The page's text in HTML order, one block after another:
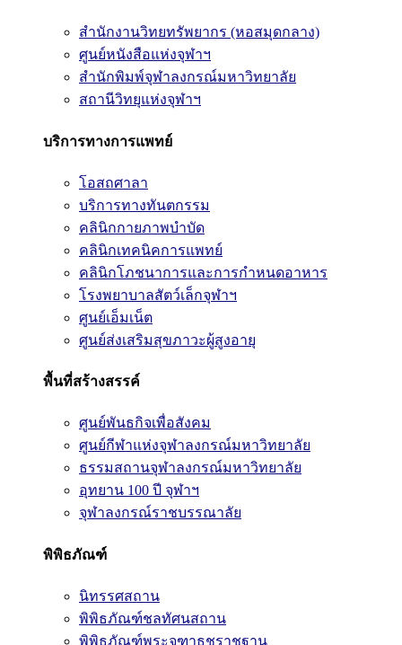
สำนักงานวิทยทรัพยากร (หอสมุดกลาง)
ศูนย์หนังสือแห่งจุฬาฯ
สำนักพิมพ์จุฬาลงกรณ์มหาวิทยาลัย
สถานีวิทยุแห่งจุฬาฯ
บริการทางการแพทย์
โอสถศาลา
บริการทางทันตกรรม
คลินิกกายภาพบำบัด
คลินิกเทคนิคการแพทย์
คลินิกโภชนาการและการกำหนดอาหาร
โรงพยาบาลสัตว์เล็กจุฬาฯ
ศูนย์เอ็มเน็ต
ศูนย์ส่งเสริมสุขภาวะผู้สูงอายุ
พื้นที่สร้างสรรค์
ศูนย์พันธกิจเพื่อสังคม
ศูนย์กีฬาแห่งจุฬาลงกรณ์มหาวิทยาลัย
ธรรมสถานจุฬาลงกรณ์มหาวิทยาลัย
อุทยาน 100 ปี จุฬาฯ
จุฬาลงกรณ์ราชบรรณาลัย
พิพิธภัณฑ์
นิทรรศสถาน
พิพิธภัณฑ์ชลทัศนสถาน
พิพิธภัณฑ์พระจุฑาธุชราชฐาน